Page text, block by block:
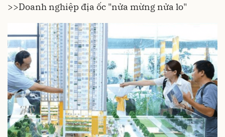
>>Doanh nghiệp địa ốc "nửa mừng nửa lo"